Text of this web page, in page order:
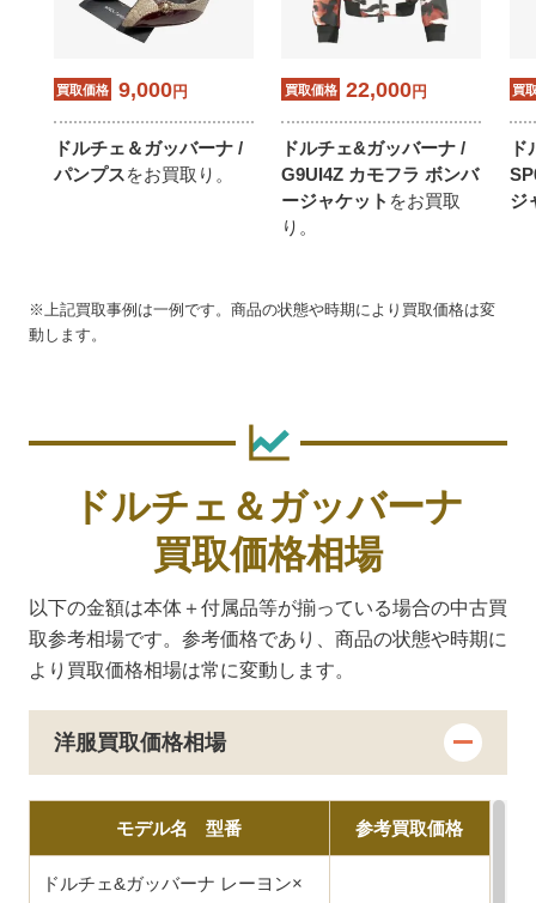
ドルチェ＆ガッバーナ /
パンプスをお買取り。
買取価格 9,000円
ドルチェ&ガッバーナ /
G9UI4Z カモフラ ボンバ
ージャケット をお買取
り。
買取価格 22,000円
ジ
買
※上記買取事例は一例です。商品の状態や時期により買取価格は変
動します。
ドルチェ＆ガッバーナ
買取価格相場
以下の金額は本体＋付属品等が揃っている場合の中古買
取参考相場です。 参考価格であり、商品の状態や時期に
より買取価格相場は常に変動します。
洋服買取価格相場
モデル名 型番 参考買取価格
ドルチェ&ガッバーナ レーヨン×